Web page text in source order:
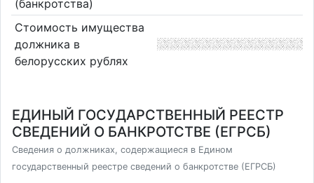
(банкротства)
Стоимость имущества
должника в
белорусских рублях
ЕДИНЫЙ ГОСУДАРСТВЕННЫЙ РЕЕСТР
СВЕДЕНИЙ О БАНКРОТСТВЕ (ЕГРСБ)
Сведения о должниках, содержащиеся в Едином
государственный реестре сведений о банкротстве (ЕГРСБ)